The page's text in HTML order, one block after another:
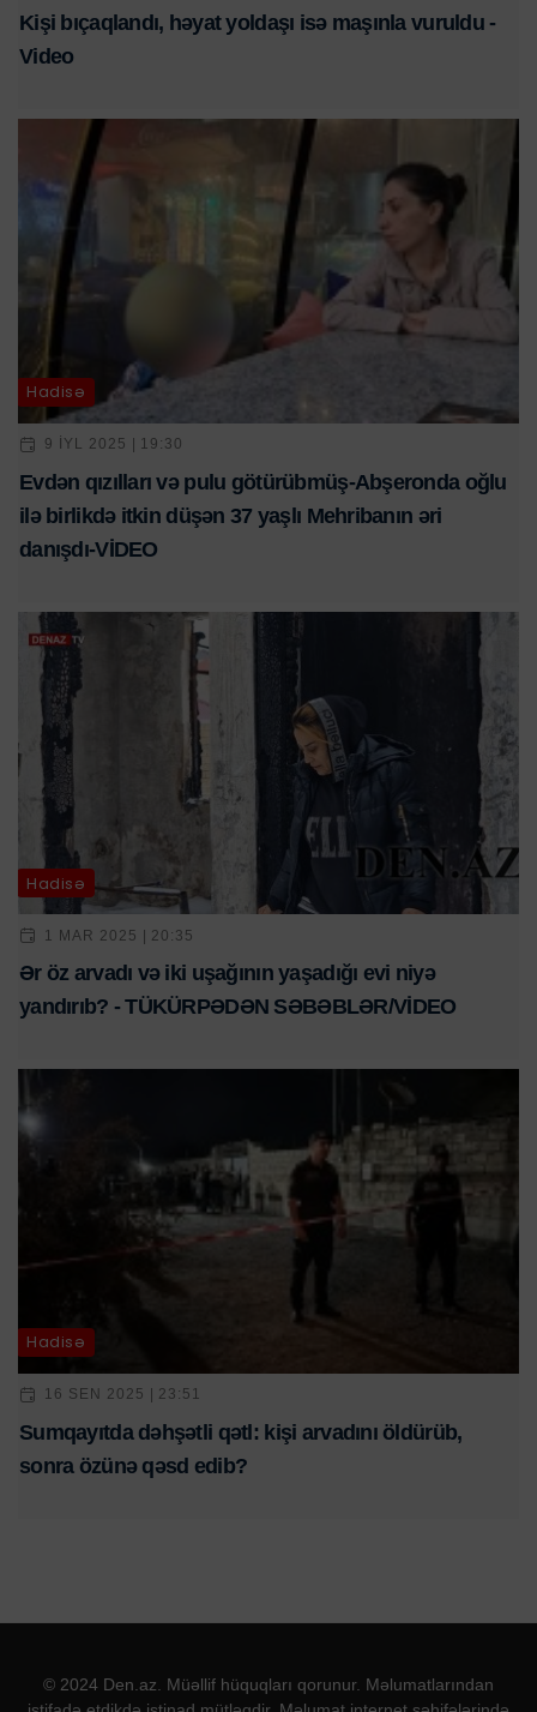
Kişi bıçaqlandı, həyat yoldaşı isə maşınla vuruldu -
Video
Hadisə
9 IYL 2025 | 19:30
Evdən qızılları və pulu götürübmüş-Abşeronda oğlu
ilə birlikdə itkin düşən 37 yaşlı Mehribanın əri
danışdı-VİDEO
Hadisə
1 MAR 2025 | 20:35
Ər öz arvadı və iki uşağının yaşadığı evi niyə
yandırıb? - TÜKÜRPƏDƏN SƏBƏBLƏR/VİDEO
Hadisə
16 SEN 2025 | 23:51
Sumqayıtda dəhşətli qətl: kişi arvadını öldürüb,
sonra özünə qəsd edib?
© 2024 Den.az. Müəllif hüquqları qorunur. Məlumatlarından